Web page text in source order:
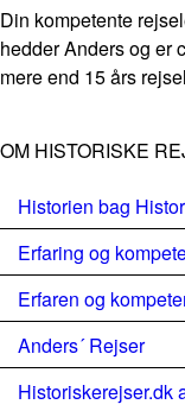
Din kompetente
hedder Anders og er
mere end 15 års
OM HISTORISKE
Historien bag
Erfaring og
Erfaren og
Anders´ Rejser
Historiskerejser.dk